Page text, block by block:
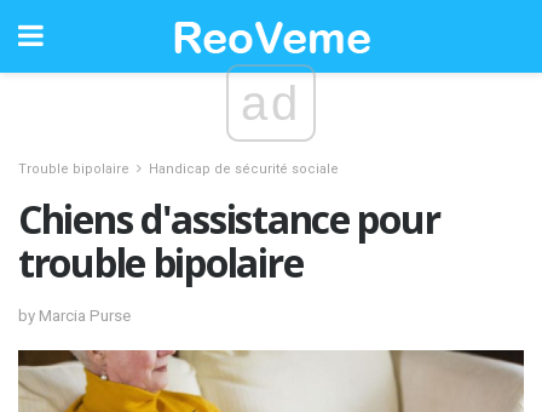
ad
Trouble bipolaire Handicap de sécurité sociale
Chiens d'assistance pour
trouble bipolaire
by Marcia Purse